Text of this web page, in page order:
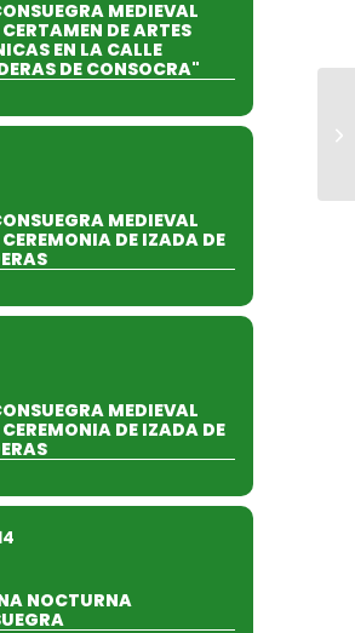
MEDIEVAL
DE ARTES
EN LA CALLE
DE CONSOCRA"
MEDIEVAL
DE IZADA DE
MEDIEVAL
DE IZADA DE
NOCTURNA